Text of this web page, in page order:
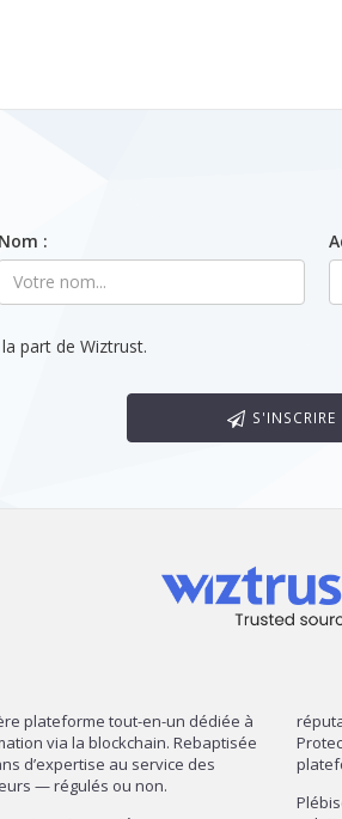
Nom :
part de Wiztrust.
S'INSCRIRE
plateforme tout-en-un dédiée à
via la blockchain. Rebaptisée
d’expertise au service des
— régulés ou non.